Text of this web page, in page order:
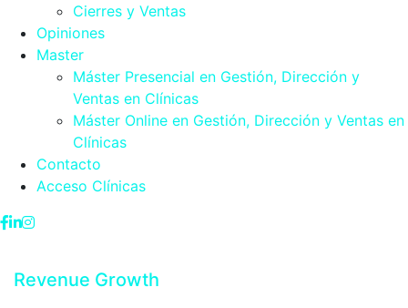
Cierres y Ventas
Opiniones
Master
Máster Presencial en Gestión, Dirección y
Ventas en Clínicas
Máster Online en Gestión, Dirección y Ventas en
Clínicas
Contacto
Acceso Clínicas
Revenue Growth